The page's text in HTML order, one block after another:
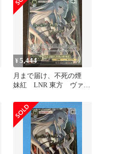
¥5,444
月まで届け、不死の煙
妹紅 LNR 東方 ヴァイ